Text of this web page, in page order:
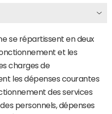
se répartissent en deux
et les
charges de
les dépenses courantes
des services
personnels, dépenses